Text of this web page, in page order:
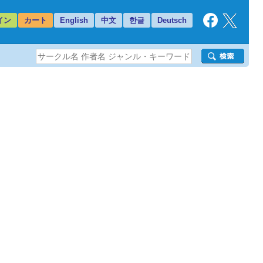
ン カート English 中文 한글 Deutsch